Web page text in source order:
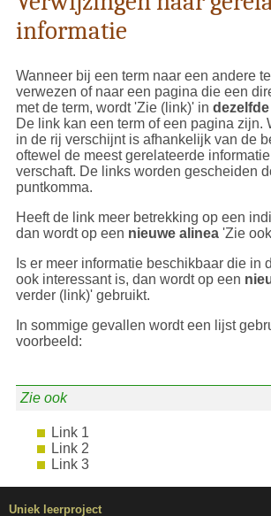
informatie
Wanneer bij een term naar een andere
verwezen of naar een pagina die een
met de term, wordt 'Zie (link)' in
De link kan een term of een pagina zijn.
in de rij verschijnt is afhankelijk van de
oftewel de meest gerelateerde
verschaft. De links worden gescheiden
puntkomma.
Heeft de link meer betrekking op een
dan wordt op een nieuwe alinea'Zie
Is er meer informatie beschikbaar die in
ook interessant is, dan wordt op een
verder (link)' gebruikt.
In sommige gevallen wordt een lijst
voorbeeld:
Zie ook
Link 1
Link 2
Link 3
Uniek leerproject